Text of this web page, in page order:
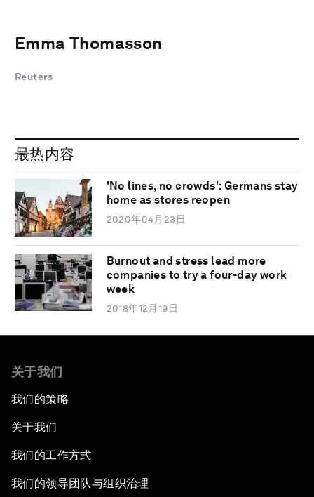
Emma Thomasson
Reuters
最热内容
'No lines, no crowds': Germans stay
home as stores reopen
2020年04月23日
Burnout and stress lead more
companies to try a four-day work
week
2018年12月19日
关于我们
我们的策略
关于我们
我们的工作方式
我们的领导团队与组织治理